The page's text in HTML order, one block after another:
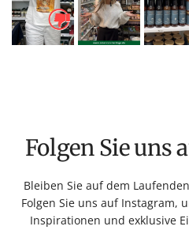
Folgen Sie
Bleiben Sie auf dem
Folgen Sie uns auf Instagram,
Inspirationen und exklusive